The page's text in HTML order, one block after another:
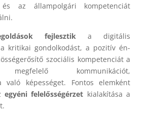
és az állampolgári kompetenciát
fejlesztik a digitális
kritikai gondolkodást, a pozitív én-
szociális kompetenciát a
megfelelő kommunikációt,
való képességet. Fontos elemként
egyéni felelősségérzet kialakítása a